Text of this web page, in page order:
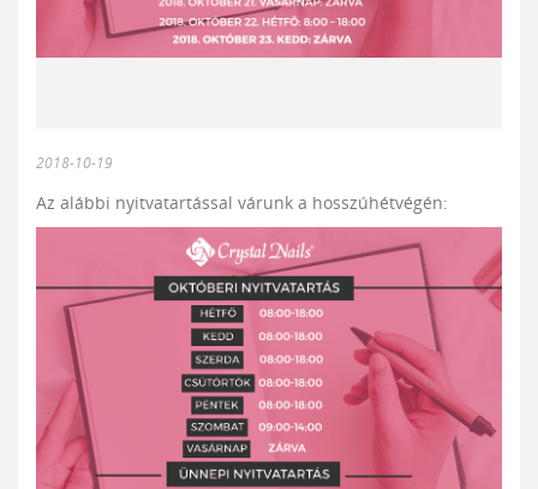
2018-10-19
Az alábbi nyitvatartással várunk a hosszúhétvégén: